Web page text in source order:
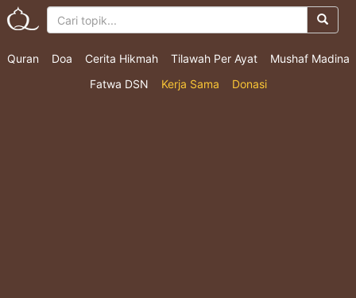
Quran Doa Cerita Hikmah Tilawah Per Ayat
Mushaf Madina
Fatwa DSN
Kerja Sama Donasi